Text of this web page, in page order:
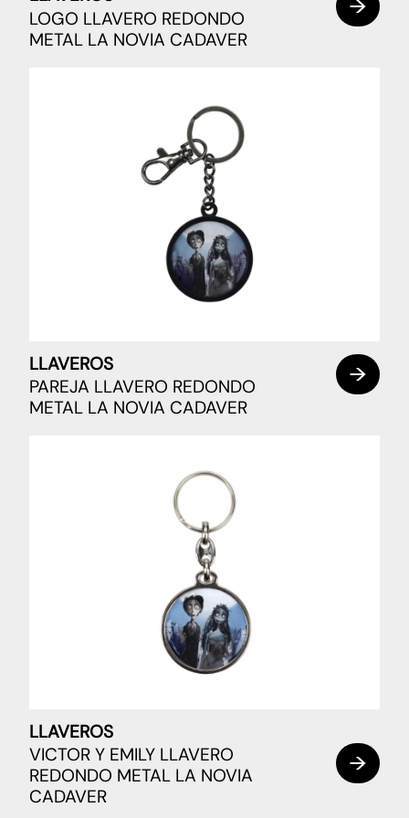
LOGO LLAVERO REDONDO
METAL LA NOVIA CADAVER
LLAVEROS
PAREJA LLAVERO REDONDO
METAL LA NOVIA CADAVER
LLAVEROS
VICTOR Y EMILY LLAVERO
REDONDO METAL LA NOVIA
CADAVER